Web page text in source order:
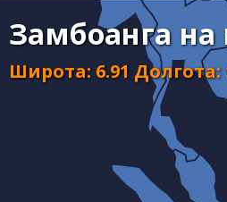
Замбоанга на
Широта: 6.91 Долгота: